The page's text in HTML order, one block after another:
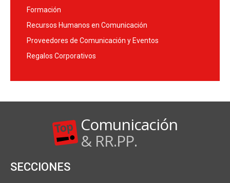
Formación
Recursos Humanos en Comunicación
Proveedores de Comunicación y Eventos
Regalos Corporativos
Comunicación
& RR.PP.
SECCIONES